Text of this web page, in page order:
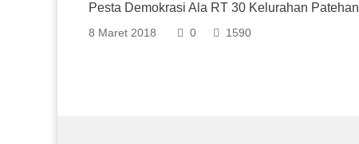
Pesta Demokrasi Ala RT 30 Kelurahan Patehan
8 Maret 2018 0 1590